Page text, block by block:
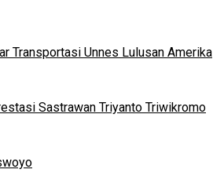
Transportasi Unnes Lulusan Amerika
Sastrawan Triyanto Triwikromo